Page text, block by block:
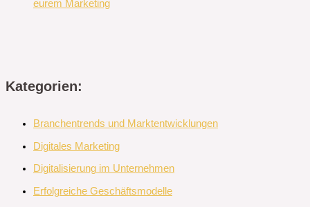
eurem Marketing
Kategorien:
Branchentrends und Marktentwicklungen
Digitales Marketing
Digitalisierung im Unternehmen
Erfolgreiche Geschäftsmodelle